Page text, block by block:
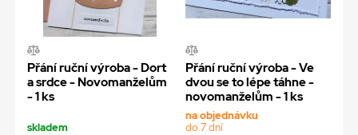
Přání ruční výroba - Dort
a srdce - Novomanželům
- 1 ks
skladem
Přání ruční výroba - Ve
dvou se to lépe táhne -
novomanželům - 1 ks
na objednávku
do 7 dní